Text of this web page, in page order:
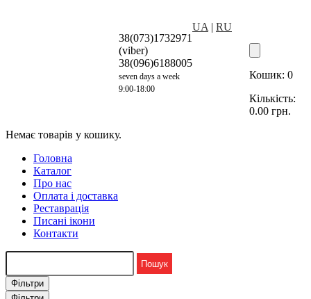
38(073)1732971
(viber)
38(096)6188005
seven days a week
9:00-18:00
UA | RU
Кошик: 0
Кількість:
0.00 грн.
Немає товарів у кошику.
Головна
Каталог
Про нас
Оплата і доставка
Реставрація
Писані ікони
Контакти
Фільтри